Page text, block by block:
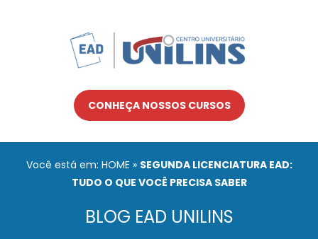
CONHEÇA NOSSOS CURSOS
Você está em: HOME » SEGUNDA LICENCIATURA EAD:
TUDO O QUE VOCÊ PRECISA SABER
BLOG EAD UNILINS